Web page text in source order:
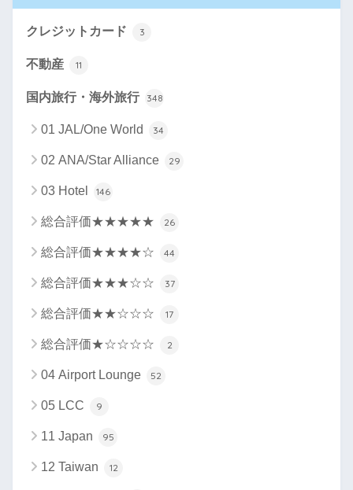
クレジットカード 3
不動産 11
国内旅行・海外旅行 348
01 JAL/One World 34
02 ANA/Star Alliance 29
03 Hotel 146
総合評価★★★★★ 26
総合評価★★★★☆ 44
総合評価★★★☆☆ 37
総合評価★★☆☆☆ 17
総合評価★☆☆☆☆ 2
04 Airport Lounge 52
05 LCC 9
11 Japan 95
12 Taiwan 12